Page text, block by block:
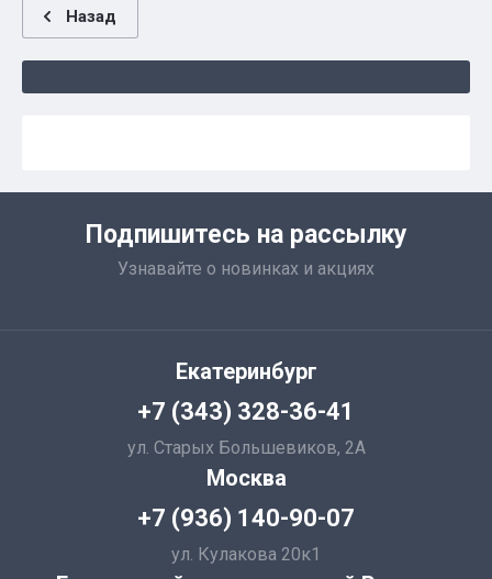
Назад
Подпишитесь на рассылку
Узнавайте о новинках и акциях
Екатеринбург
+7 (343) 328-36-41
ул. Старых Большевиков, 2А
Москва
+7 (936) 140-90-07
ул. Кулакова 20к1